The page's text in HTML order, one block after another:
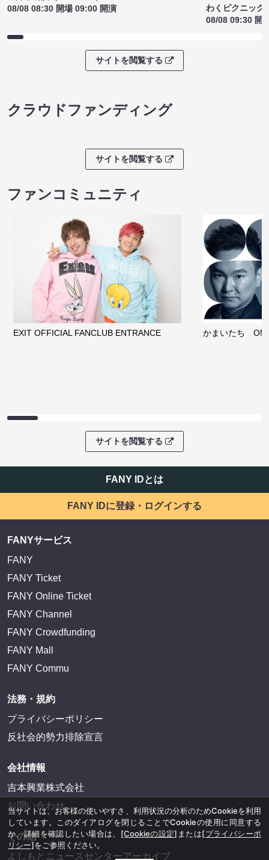
08/08 08:30 開場 09:00 開演
わくピクニック
08/08 09:30 開
サイトを閲覧する
クラウドファンディング
サイトを閲覧する
ファンコミュニティ
EXIT OFFICIAL FANCLUB ENTRANCE かまいたち
サイトを閲覧する
FANY IDとは
FANY IDに登録・ログインする
FANYサービス
FANY
FANY Ticket
FANY Online Ticket
FANY Channel
FANY Crowdfunding
FANY Mall
FANY Commu
法務・規約
プライバシーポリシー
反社会的勢力排除宣言
会社情報
吉本興業株式会社
お問い合わせ
その他
よしもとニュースセンターアーカイブ
当サイトは、お客様の使いやすさ、利用状況の分析のためCookieを利用
しています。このダイアログを閉じることでCookieの使用に同意する
か、詳細を確認したい場合は、 [Cookieの設定] または[プライバシーポ
リシー]をご参照ください。